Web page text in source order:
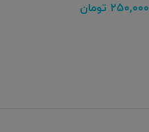
۲۵۰,۰۰۰ تومان